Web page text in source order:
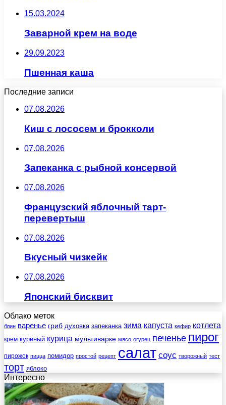
15.03.2024
Заварной крем на воде
29.09.2023
Пшенная каша
Последние записи
07.08.2026
Киш с лососем и брокколи
07.08.2026
Запеканка с рыбной консервой
07.08.2026
Французский яблочный тарт-
перевертыш
07.08.2026
Вкусный чизкейк
07.08.2026
Японский бисквит
Облако меток
блин варенье гриб духовка запеканка зима капуста кефир котлета
крем куриный курица мультиварке мясо огурец печенье пирог
пирожок пицца помидор простой рецепт салат соус творожный тест
торт яблоко
Интересно